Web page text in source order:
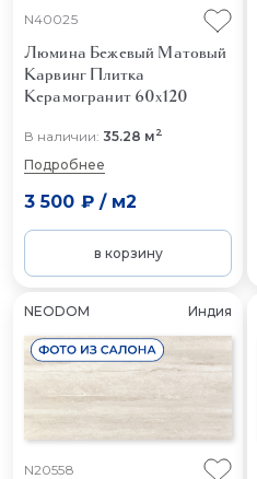
N40025
Люмина Бежевый Матовый
Карвинг Плитка
Керамогранит 60x120
В наличии: 35.28 м2
Подробнее
3 500 ₽/ м2
в корзину
NEODOM Индия
N20558